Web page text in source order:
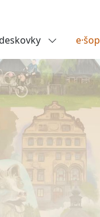
e·šop